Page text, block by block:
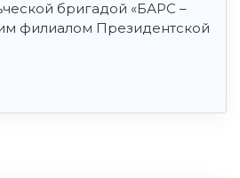
бригадой «БАРС –
филиалом Президентской